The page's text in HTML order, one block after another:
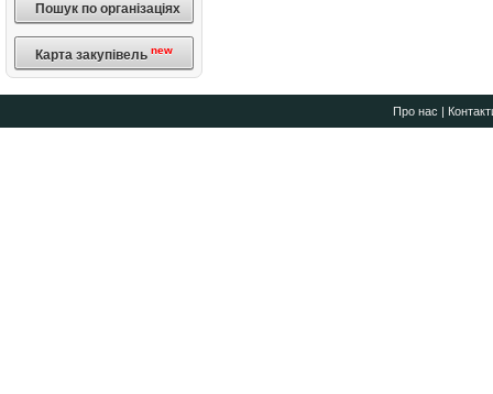
Пошук по організаціях
Карта закупівель new
Про нас |